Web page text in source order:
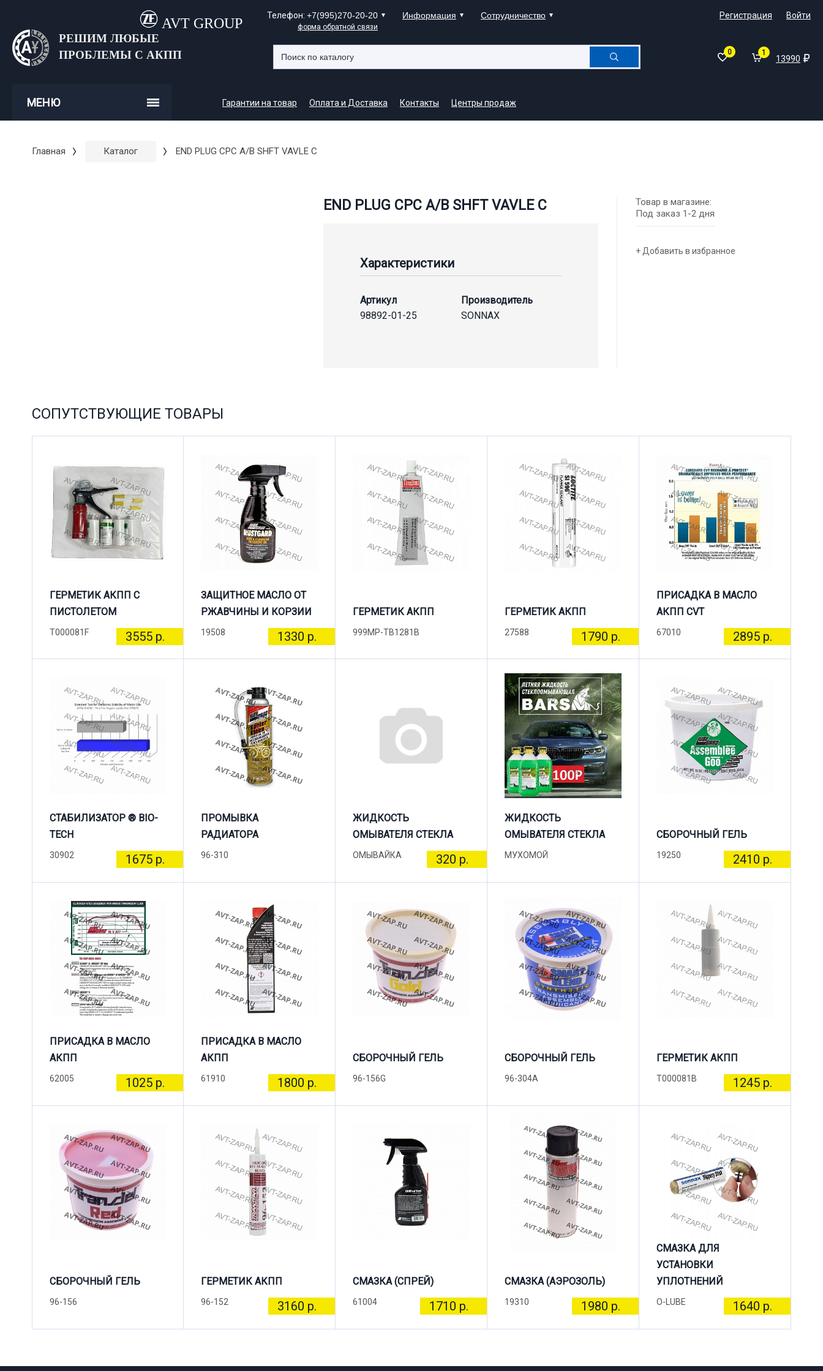
AVT GROUP Телефон: +7(995)270-20-20
форма обратной связи
Информация Сотрудничество Регистрация Войти
РЕШИМ ЛЮБЫЕ
ПРОБЛЕМЫ С АКПП
0 1
13990
МЕНЮ Гарантии на товар Оплата и Доставка Контакты Центры продаж
Главная Каталог END PLUG CPC A/B SHFT VAVLE C
END PLUG CPC A/B SHFT VAVLE C
Характеристики
Артикул
98892-01-25
Производитель
SONNAX
Товар в магазине:
Под заказ 1-2 дня
+ Добавить в избранное
СОПУТСТВУЮЩИЕ ТОВАРЫ
ГЕРМЕТИК АКПП С
ПИСТОЛЕТОМ
T000081F 3555 р.
ЗАЩИТНОЕ МАСЛО ОТ
РЖАВЧИНЫ И КОРЗИИ
19508 1330 р.
ГЕРМЕТИК АКПП
999MP-TB1281B
ГЕРМЕТИК АКПП
27588 1790 р.
ПРИСАДКА В МАСЛО
АКПП CVT
67010 2895 р.
СТАБИЛИЗАТОР ® BIO-
TECH
30902 1675 р.
ПРОМЫВКА
РАДИАТОРА
96-310
ЖИДКОСТЬ
ОМЫВАТЕЛЯ СТЕКЛА
ОМЫВАЙКА 320 р.
ЖИДКОСТЬ
ОМЫВАТЕЛЯ СТЕКЛА
МУХОМОЙ
СБОРОЧНЫЙ ГЕЛЬ
19250 2410 р.
ПРИСАДКА В МАСЛО
АКПП
62005 1025 р.
ПРИСАДКА В МАСЛО
АКПП
61910 1800 р.
СБОРОЧНЫЙ ГЕЛЬ
96-156G
СБОРОЧНЫЙ ГЕЛЬ
96-304A
ГЕРМЕТИК АКПП
T000081B 1245 р.
СБОРОЧНЫЙ ГЕЛЬ
96-156
ГЕРМЕТИК АКПП
96-152 3160 р.
СМАЗКА (СПРЕЙ)
61004 1710 р.
СМАЗКА (АЭРОЗОЛЬ)
19310 1980 р.
СМАЗКА ДЛЯ
УСТАНОВКИ
УПЛОТНЕНИЙ
O-LUBE 1640 р.